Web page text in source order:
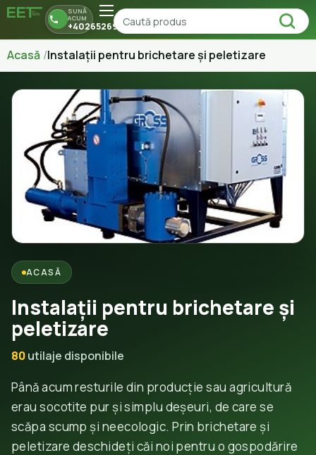
SUNĂ
ACUM
+40265269150
Acasă Instalații pentru brichetare și peletizare
ACASĂ
Instalații pentru brichetare și
peletizare
80utilaje disponibile
Până acum resturile din producție sau agricultură
erau socotite pur și simplu deșeuri, de care se
scăpa scump și neecologic. Prin brichetare și
peletizare deschideți căi noi pentru o gospodărire